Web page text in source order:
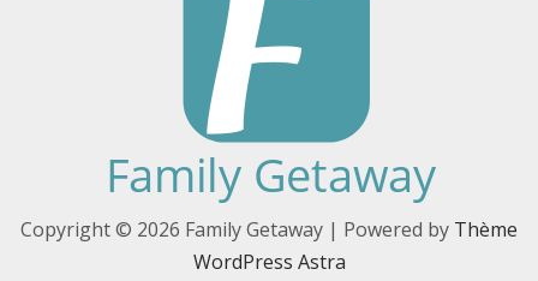
Copyright © 2026 Family Getaway | Powered by Thème
WordPress Astra